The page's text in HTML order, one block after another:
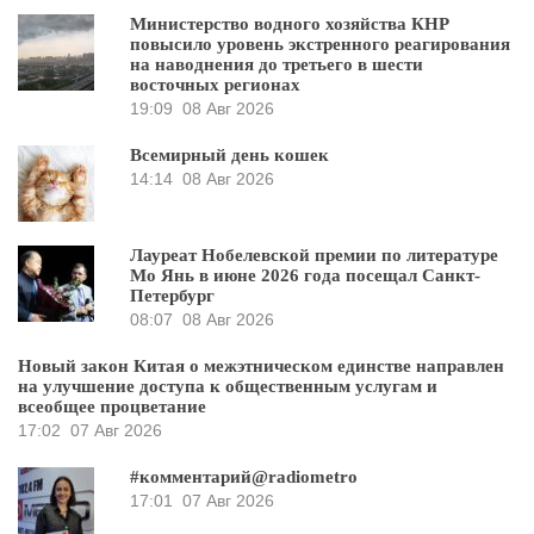
Министерство водного хозяйства КНР
повысило уровень экстренного реагирования
на наводнения до третьего в шести
восточных регионах
19:09 08 Авг 2026
Всемирный день кошек
14:14 08 Авг 2026
Лауреат Нобелевской премии по литературе
Мо Янь в июне 2026 года посещал Санкт-
Петербург
08:07 08 Авг 2026
Новый закон Китая о межэтническом единстве направлен
на улучшение доступа к общественным услугам и
всеобщее процветание
17:02 07 Авг 2026
#комментарий@radiometro
17:01
07 Авг 2026